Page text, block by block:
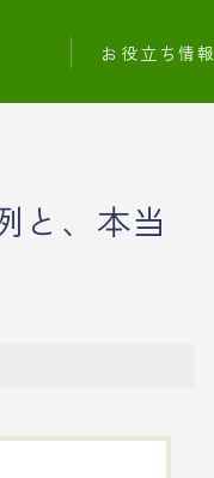
お役立ち情報
と、本当